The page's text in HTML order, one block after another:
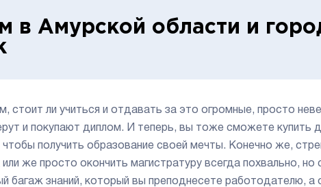
в Амурской области и
стоит ли учиться и отдавать за это огромные, просто
и покупают диплом. И теперь, вы тоже сможете купить
чтобы получить образование своей мечты. Конечно же,
же просто окончить магистратуру всегда похвально, но
багаж знаний, который вы преподнесете работодателю, а